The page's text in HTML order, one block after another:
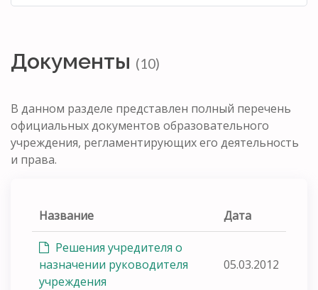
Документы (10)
В данном разделе представлен полный перечень
официальных документов образовательного
учреждения, регламентирующих его деятельность
и права.
Название Дата
Решения учредителя о
назначении руководителя
учреждения
05.03.2012